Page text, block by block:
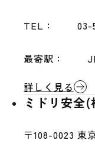
TEL： 03-
最寄駅：
詳しく見る
ミドリ安全
〒108-0023 東